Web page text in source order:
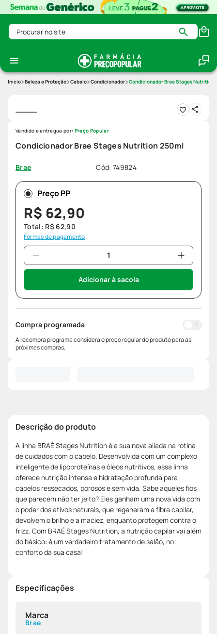
Procurar no site
Beleza e Proteção Cabelo Condicionador Condicionador Brae Stages Nutrition
Condicionador Brae Stages Nutrition 250ml
Brae Cód: 749824
Vendido e entregue por: Preço Popular
Preço PP
R$ 62,90
Total: R$ 62,90
Formas de pagamento
Adicionar à sacola
Compra programada
A recompra programa considera o preço regular do produto para as
próximas compras.
Descrição do produto
A linha BRAÉ Stages Nutrition é a sua nova aliada na rotina
de cuidados com o cabelo. Desenvolvida com um complexo
inteligente de lipoproteínas e óleos nutritivos, essa linha
oferece nutrição intensa e hidratação profunda para
cabelos ressecados, porosos e sem vida. Sabe aqueles fios
que parecem não ter jeito? Eles ganham uma nova vida com
o poder dos ativos naturais, que regeneram a fibra capilar,
devolvem o brilho e a maciez, enquanto protegem contra o
frizz. Com BRAÉ Stages Nutrition, a nutrição capilar vai além
do básico: é um verdadeiro tratamento de salão, no
conforto da sua casa!
Especificações
Marca
Brae